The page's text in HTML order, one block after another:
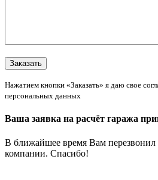
Нажатием кнопки «Заказать» я даю свое
персональных данных
Ваша заявка на расчёт гаража
В ближайшее время Вам
компании. Спасибо!